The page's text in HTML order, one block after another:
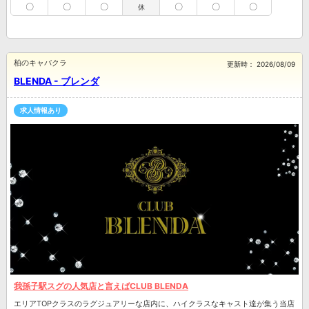
〇 〇 〇 休 〇 〇 〇
BLENDA - ブレンダ
柏のキャバクラ 更新時： 2026/08/09
求人情報あり
我孫子駅スグの人気店と言えばCLUB BLENDA
エリアTOPクラスのラグジュアリーな店内に、ハイクラスなキャスト達が集う当店